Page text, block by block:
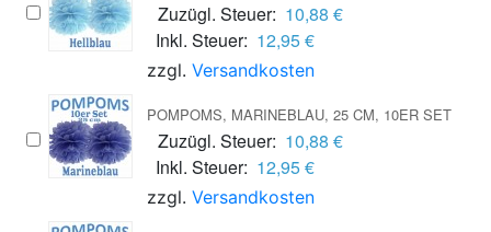
Zuzügl. Steuer: 10,88 €
Inkl. Steuer: 12,95 €
zzgl. Versandkosten
POMPOMS, MARINEBLAU, 25 CM, 10ER SET
Zuzügl. Steuer: 10,88 €
Inkl. Steuer: 12,95 €
zzgl. Versandkosten